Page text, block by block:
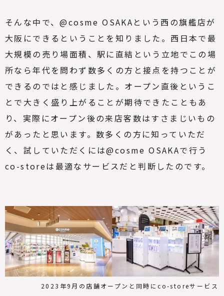
そんな中で、@cosme OSAKAという西の旗艦店が
大阪にできるということを知りました。西日本で最
大規模の売り場面積、駅に直結という立地でこの場
所なら年代を問わず数多くの方と接点を持つことが
できるのではと感じました。オープン直後というこ
とで大きく盛り上がることが期待できたこともあ
り、実際にオープン後の来店客数はすさまじいもの
があったと思います。数多くの方に知っていただ
く、試していただくには@cosme OSAKAで行う
co-storeは最適なサービスだと判断したのです。
2023年9月の店舗オープンと同時にco-storeサービス